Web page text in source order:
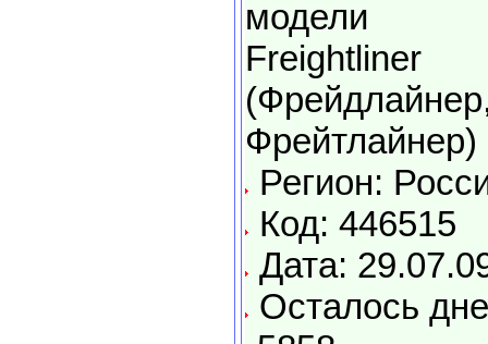
модели
Freightliner
Фрейтлайнер)
Регион:
Код: 446515
Дата:
Осталось